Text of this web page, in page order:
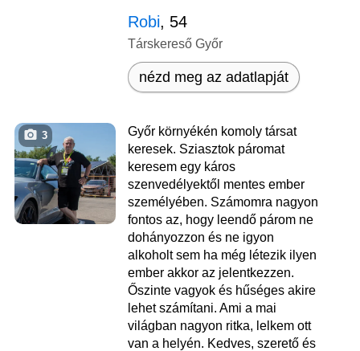
Robi, 54
Társkereső Győr
nézd meg az adatlapját
3
Győr környékén komoly társat
keresek. Sziasztok páromat
keresem egy káros
szenvedélyektől mentes ember
személyében. Számomra nagyon
fontos az, hogy leendő párom ne
dohányozzon és ne igyon
alkoholt sem ha még létezik ilyen
ember akkor az jelentkezzen.
Őszinte vagyok és hűséges akire
lehet számítani. Ami a mai
világban nagyon ritka, lelkem ott
van a helyén. Kedves, szerető és